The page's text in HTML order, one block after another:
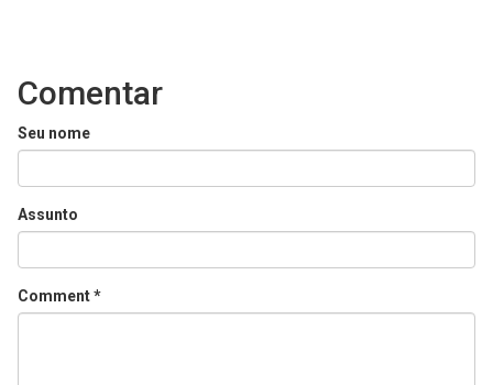
Comentar
Seu nome
Assunto
Comment*